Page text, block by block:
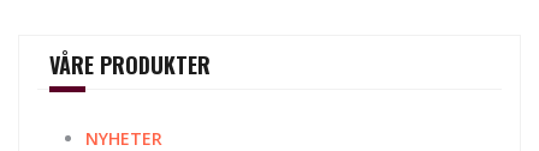
VÅRE PRODUKTER
NYHETER